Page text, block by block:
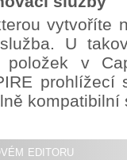
vytvoříte
U
v
prohlížecí
kompatibilní
editoru